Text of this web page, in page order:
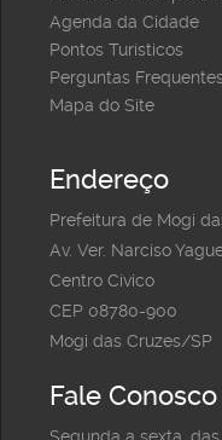
Agenda da Cidade
Pontos Turísticos
Perguntas
Mapa do Site
Endereço
Prefeitura de Mogi
Av. Ver. Narciso
Centro Cívico
CEP 08780-900
Mogi das Cruzes/SP
Fale Conosco